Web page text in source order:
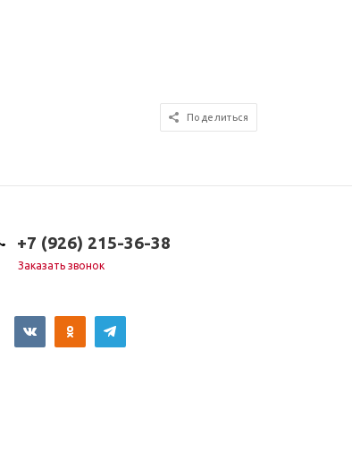
Поделиться
+7 (926) 215-36-38
Заказать звонок